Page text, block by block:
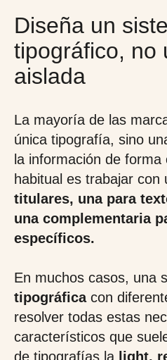
Diseña un
tipográfico, no
aislada
La mayoría de las
única tipografía, sino
la información de
habitual es trabajar con
titulares, una para
una complementaria
específicos.
En muchos casos, una
tipográfica con
resolver todas estas
característicos que
de tipografías la
light,